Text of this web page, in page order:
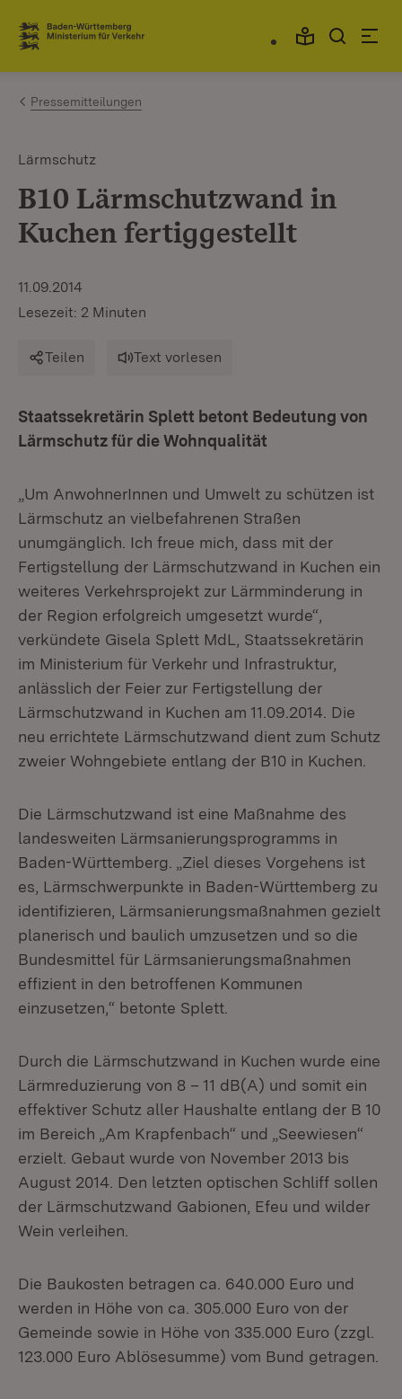
Zum Inhalt springen
Link zur Startseite
Pressemitteilungen
Lärmschutz
B10 Lärmschutzwand in
Kuchen fertiggestellt
11.09.2014
Lesezeit: 2 Minuten
Teilen Text vorlesen
Staatssekretärin Splett betont Bedeutung von
Lärmschutz für die Wohnqualität
„Um AnwohnerInnen und Umwelt zu schützen ist
Lärmschutz an vielbefahrenen Straßen
unumgänglich. Ich freue mich, dass mit der
Fertigstellung der Lärmschutzwand in Kuchen ein
weiteres Verkehrsprojekt zur Lärmminderung in
der Region erfolgreich umgesetzt wurde“,
verkündete Gisela Splett MdL, Staatssekretärin
im Ministerium für Verkehr und Infrastruktur,
anlässlich der Feier zur Fertigstellung der
Lärmschutzwand in Kuchen am 11.09.2014. Die
neu errichtete Lärmschutzwand dient zum Schutz
zweier Wohngebiete entlang der B10 in Kuchen.
Die Lärmschutzwand ist eine Maßnahme des
landesweiten Lärmsanierungsprogramms in
Baden-Württemberg. „Ziel dieses Vorgehens ist
es, Lärmschwerpunkte in Baden-Württemberg zu
identifizieren, Lärmsanierungsmaßnahmen gezielt
planerisch und baulich umzusetzen und so die
Bundesmittel für Lärmsanierungsmaßnahmen
effizient in den betroffenen Kommunen
einzusetzen,“ betonte Splett.
Durch die Lärmschutzwand in Kuchen wurde eine
Lärmreduzierung von 8 – 11 dB(A) und somit ein
effektiver Schutz aller Haushalte entlang der B 10
im Bereich „Am Krapfenbach“ und „Seewiesen“
erzielt. Gebaut wurde von November 2013 bis
August 2014. Den letzten optischen Schliff sollen
der Lärmschutzwand Gabionen, Efeu und wilder
Wein verleihen.
Die Baukosten betragen ca. 640.000 Euro und
werden in Höhe von ca. 305.000 Euro von der
Gemeinde sowie in Höhe von 335.000 Euro (zzgl.
123.000 Euro Ablösesumme) vom Bund getragen.